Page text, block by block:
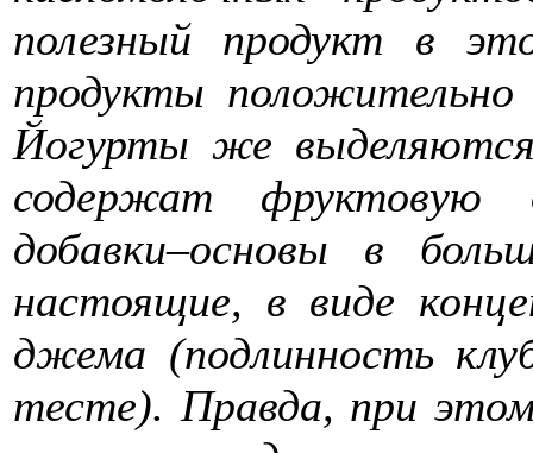
полезный продукт в
продукты положительно
Йогурты же
содержат фруктовую
добавки–основы в
настоящие, в виде
джема (подлинность
тесте). Правда, при